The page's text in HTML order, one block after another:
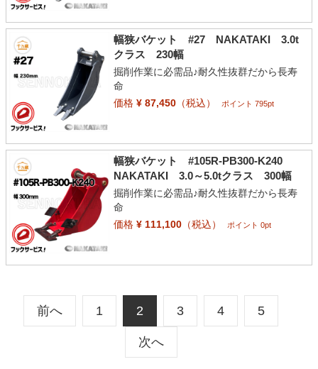
幅狭バケット #27 NAKATAKI 3.0t
クラス 230幅
掘削作業に必需品♪耐久性抜群だから長寿
命
価格¥ 87,450（税込） ポイント 795pt
幅狭バケット #105R-PB300-K240
NAKATAKI 3.0～5.0tクラス 300幅
掘削作業に必需品♪耐久性抜群だから長寿
命
価格¥ 111,100（税込） ポイント 0pt
前へ 1 2 3 4 5
次へ